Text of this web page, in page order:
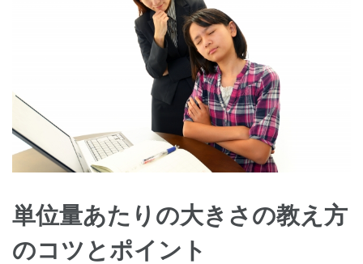
す)
単位量あたりの大きさの教え方
のコツとポイント